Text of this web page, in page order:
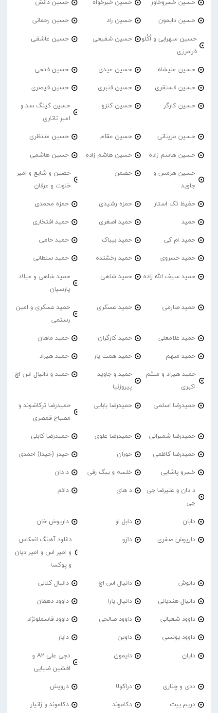
حسین خسروخاور حسین خیرخواه حسین دانش
حسین دایمون حسین راد حسین رحمانی
حسین سهرابی و اُکُلو
فرامرزی
حسین شفیعی حسین عاشقی
حسین علیشاه حسین عیدی حسین فتحی
حسین فسنقری حسین قنبری حسین قیصری
حسین کارگر حسین کنزو
حسین کینگ سد و
امیر تاتاری
حسین مزینانی حسین مقام حسین منتظری
حسین هاسم زاده حسین هاشم زاده حسین هاشمی
حسین هرمس و
جاوید
حصمن
حصین و شایع و امیر
خلوت و عرفان
حفیظ تک استار حمزه رشیدی حمزه محمدی
حمید حمید اصغری حمید افتخاری
حمید ام کی حمید بیباک حمید حامی
حمید خسروی حمید رخشنده حمید سلطانی
حمید سیف الله زاده حمید شاهی
حمید شاهی و میلاد
پارسیان
حمید صارمی حمید عسکری
حمید عسکری و امین
رستمی
حمید غلامعلی حمید کارگران حمید ماهان
حمید مبهم حمید همت یار حمید هیراد
حمید هیراد و میثم
اکبری
حمید و جاوید
پیروزنیا
حمید و دانیال اس اچ
حمیدرضا اسلمی حمیدرضا بابایی
حمیدرضا ترکاشوند و
مصباح قمصری
حمیدرضا شمیرانی حمیدرضا علوی حمیدرضا کابلی
حمیدرضا کاظمی حوران حیدر (حیدا) احمدی
خسرو پاشایی خلسه و بیگ رفی د دان
د دان و علیرضا جی
جی
د های دائم
دابان دابل او داریوش خان
داریوش صفری داژو
دانلود آهنگ انعکاس
و امیر اس و امیر دیان
و پوکسا
دانوش دانیال اس اچ دانیال کلالی
دانیال هندیانی دانیال یارا داوود دهقان
داوود شعبانی داوود صالحی داوود قاسملونژاد
داوود یونسی داوین دایار
دایان دایمون
دجی علی A2 و
افشین ضیایی
ددی و چناری دراکولا درویش
دریم بیت دکاموند دکاموند و زانیار